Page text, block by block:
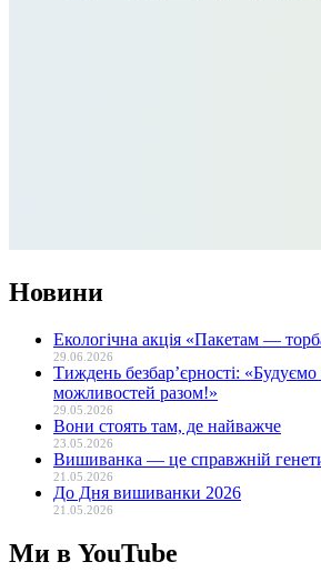
Новини
Екологічна акція «Пакетам —
29.06.2026
Тиждень безбар’єрності: «Будуємо
можливостей разом!»
29.05.2026
Вони стоять там, де найважче
23.05.2026
Вишиванка — це справжній
21.05.2026
До Дня вишиванки 2026
21.05.2026
Ми в YouTube